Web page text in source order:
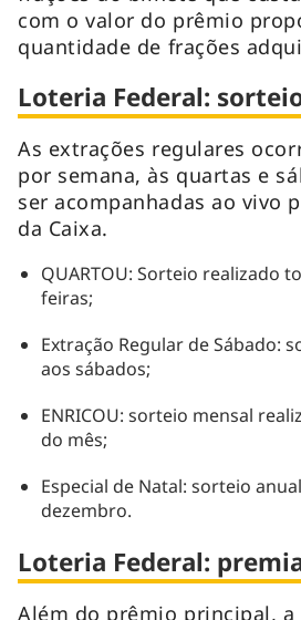
com o valor do prêmio
quantidade de frações
Loteria Federal:
As extrações regulares
por semana, às quartas e
ser acompanhadas ao vivo
da Caixa.
QUARTOU: Sorteio realizado
feiras;
Extração Regular de Sábado:
aos sábados;
ENRICOU: sorteio mensal
do mês;
Especial de Natal: sorteio
dezembro.
Loteria Federal:
Além do prêmio principal, a